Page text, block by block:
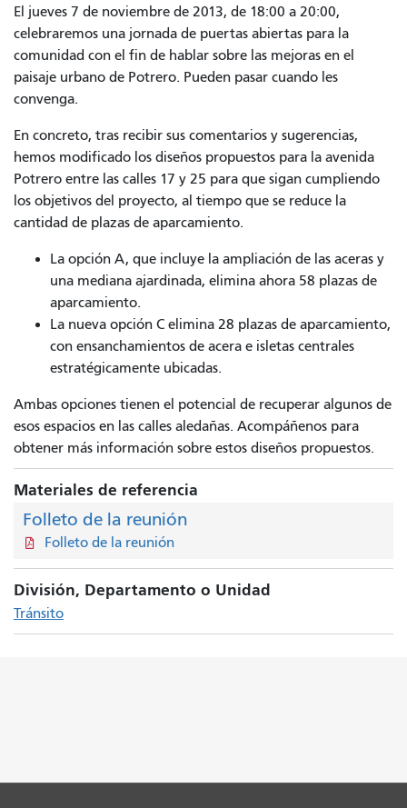
El jueves 7 de noviembre de 2013, de 18:00 a 20:00,
celebraremos una jornada de puertas abiertas para la
comunidad con el fin de hablar sobre las mejoras en el
paisaje urbano de Potrero. Pueden pasar cuando les
convenga.
En concreto, tras recibir sus comentarios y sugerencias,
hemos modificado los diseños propuestos para la avenida
Potrero entre las calles 17 y 25 para que sigan cumpliendo
los objetivos del proyecto, al tiempo que se reduce la
cantidad de plazas de aparcamiento.
La opción A, que incluye la ampliación de las aceras y
una mediana ajardinada, elimina ahora 58 plazas de
aparcamiento.
La nueva opción C elimina 28 plazas de aparcamiento,
con ensanchamientos de acera e isletas centrales
estratégicamente ubicadas.
Ambas opciones tienen el potencial de recuperar algunos de
esos espacios en las calles aledañas. Acompáñenos para
obtener más información sobre estos diseños propuestos.
Materiales de referencia
Folleto de la reunión
Folleto de la reunión
División, Departamento o Unidad
Tránsito